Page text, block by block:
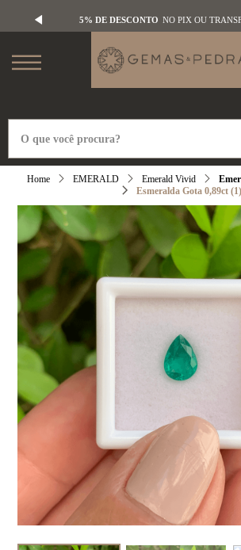
5% DE DESCONTO NO PIX OU
EMERALD Emerald Vivid
Esmeralda Gota 0,89ct (1)